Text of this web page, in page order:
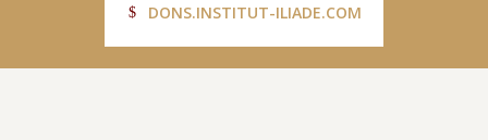
DONS.INSTITUT-ILIADE.COM